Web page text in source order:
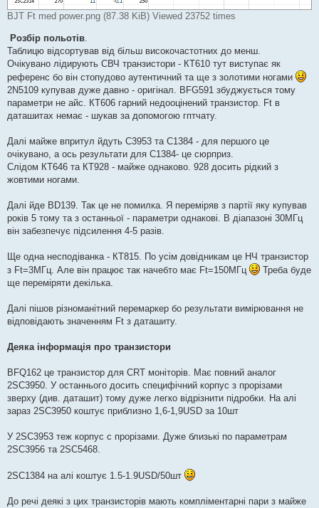
BJT Ft med power.png (87.38 KiB) Viewed 23752 times
Розбір польотів
Таблицю відсортував від більш високочастотних до менш.
Очікувано лідирують СВЧ транзистори - КТ610 тут виступає як
референс бо він стопудово аутентичний та ще з золотими ногами
2N5109 купував дуже давно - оригінал. BFG591 збуджується тому
параметри не айс. КТ606 гарний недооцінений транзистор. Ft в
даташитах немає - шукав за допомогою гптчату.
Далі майже впритул йдуть С3953 та С1384 - для першого це
очікувано, а ось результати для С1384- це сюрприз.
Слідом КТ646 та КТ928 - майже однаково. 928 досить рідкий з
жовтими ногами.
Далі йде BD139. Так це не помилка. Я переміряв з партії яку купував
років 5 тому та з останньої - параметри однакові. В діапазоні 30МГц
він забезпечує підсилення 4-5 разів.
Ще одна несподіванка - КТ815. По усім довідникам це НЧ транзистор
з Ft=3МГц. Але він працює так начебто має Ft=150МГц
Треба буде
ще переміряти декілька.
Далі пішов різноманітний перемаркер бо результати вимірювання не
відповідають значенням Ft з даташиту.
Деяка інформація про транзистори
BFQ162 це транзистор для CRT моніторів. Має повний аналог
2SC3950. У останнього досить специфічний корпус з прорізами
зверху (див. даташит) тому дуже легко відрізнити підробки. На алі
зараз 2SC3950 коштує приблизно 1,6-1,9USD за 10шт
У 2SC3953 теж корпус с прорізами. Дуже близькі по параметрам
2SC3956 та 2SC5468.
2SC1384 на алі коштує 1.5-1.9USD/50шт
До речі деякі з цих транзисторів мають компліментарні пари з майже